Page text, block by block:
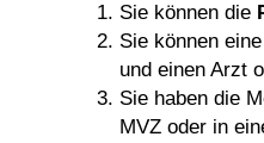
Sie können die
Sie können eine
und einen Arzt
Sie haben die
MVZ oder in